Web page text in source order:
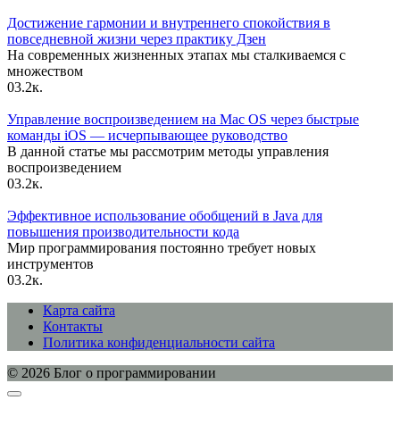
Достижение гармонии и внутреннего спокойствия в
повседневной жизни через практику Дзен
На современных жизненных этапах мы сталкиваемся с
множеством
03.2к.
Управление воспроизведением на Mac OS через быстрые
команды iOS — исчерпывающее руководство
В данной статье мы рассмотрим методы управления
воспроизведением
03.2к.
Эффективное использование обобщений в Java для
повышения производительности кода
Мир программирования постоянно требует новых
инструментов
03.2к.
Карта сайта
Контакты
Политика конфиденциальности сайта
© 2026 Блог о программировании